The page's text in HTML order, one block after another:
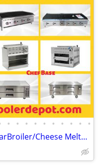
• • • • • • • • • •
LP NG Gas Propane Radiant CharBroiler/Cheese Melter/ Salamander(100%NE